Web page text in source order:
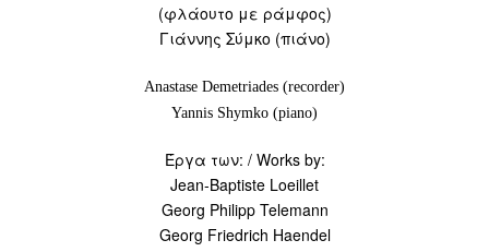
(φλάουτο με ράμφος)
Γιάννης Σύμκο (πιάνο)
Anastase Demetriades (recorder)
Yannis Shymko (piano)
Έργα των: / Works by:
Jean‑Baptiste Loeillet
Georg Philipp Telemann
Georg Friedrich Haendel